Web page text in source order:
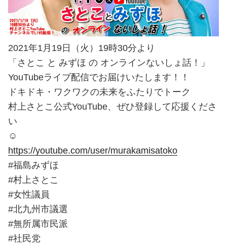
2021年1月19日（火）19時30分より
「さとこ と みずほ の オンラインないしょ話！」
YouTubeライブ配信でお届けいたします！！
ドキドキ・ワクワクの未来をふたりでトーク
村上さとこ公式YouTube、ぜひ登録して応援くださ
い
☺
https://youtube.com/user/murakamisatoko
#福島みずほ
#村上さとこ
#女性議員
#北九州市議選
#無所属市民派
#社民党